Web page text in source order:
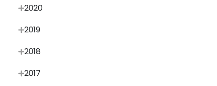
2020
2019
2018
2017